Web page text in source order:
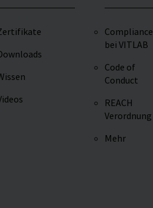
Compliance
bei VITLAB
Code of
Conduct
REACH
Verordnung
Mehr